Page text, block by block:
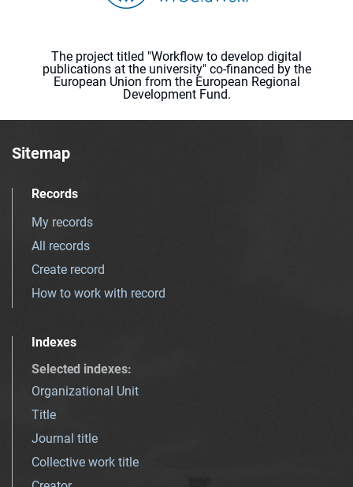
The project titled "Workflow to develop digital
publications at the university" co-financed by the
European Union from the European Regional
Development Fund.
Sitemap
Records
My records
All records
Create record
How to work with record
Indexes
Selected indexes:
Organizational Unit
Title
Journal title
Collective work title